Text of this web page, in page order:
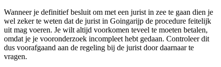
Wanneer je definitief besluit om met een jurist in zee te gaan dien je
wel zeker te weten dat de jurist in Goingarijp de procedure feitelijk
uit mag voeren. Je wilt altijd voorkomen teveel te moeten betalen,
omdat je je vooronderzoek incompleet hebt gedaan. Controleer dit
dus voorafgaand aan de regeling bij de jurist door daarnaar te
vragen.